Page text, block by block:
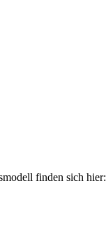
finden sich hier: